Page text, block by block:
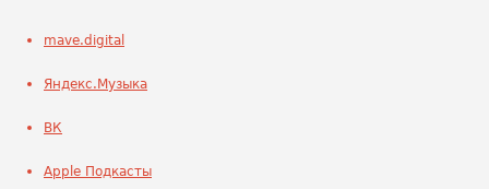
mave.digital
Яндекс.Музыка
ВК
Apple Подкасты